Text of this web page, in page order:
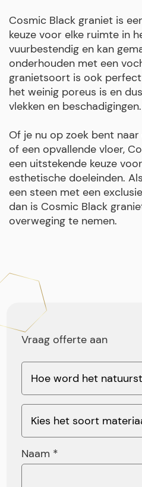
Cosmic Black graniet is
keuze voor elke ruimte in
vuurbestendig en kan
onderhouden met een
granietsoort is ook
het weinig poreus is en
vlekken en beschadigingen.
Of je nu op zoek bent
of een opvallende vloer,
een uitstekende keuze
esthetische doeleinden.
een steen met een
dan is Cosmic Black
overweging te nemen.
Vraag offerte aan
Naam *